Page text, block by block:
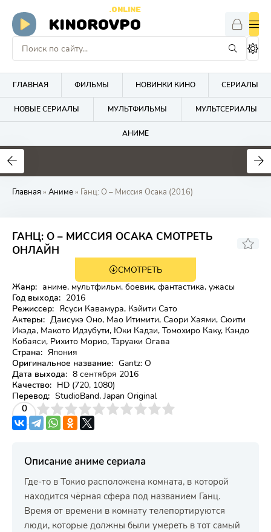
KINOROVPO
.ONLINE
ГЛАВНАЯ ФИЛЬМЫ НОВИНКИ КИНО СЕРИАЛЫ
НОВЫЕ СЕРИАЛЫ МУЛЬТФИЛЬМЫ МУЛЬТСЕРИАЛЫ
АНИМЕ
Главная » Аниме» Ганц: О – Миссия Осака (2016)
ГАНЦ: О – МИССИЯ ОСАКА СМОТРЕТЬ
ОНЛАЙН
СМОТРЕТЬ
Жанр: аниме, мультфильм, боевик, фантастика, ужасы
Год выхода: 2016
Режиссер: Ясуси Кавамура, Кэйити Сато
Актеры: Даисукэ Оно, Мао Итимити, Саори Хаями, Сюити
Икэда, Макото Идзубути, Юки Кадзи, Томохиро Каку, Кэндо
Кобаяси, Рихито Морио, Тэруаки Огава
Страна: Япония
Оригинальное название: Gantz: O
Дата выхода: 8 сентября 2016
Качество: HD (720, 1080)
Перевод: StudioBand, Japan Original
0
4 5 6 7 8 9 10
Описание аниме сериала
Где-то в Токио расположена комната, в которой
находится чёрная сфера под названием Ганц.
Время от времени в комнату телепортируются
люди, которые должны были умереть в тот самый